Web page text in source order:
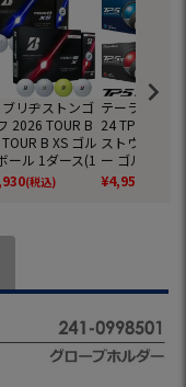
ブリヂストンゴ
2026 TOUR B
B XS ゴル
ール 1ダース(1
) ツアーB ゴ
2026年モデル
(税込)
テーラーメイ
24 TP5 TP5x
ストウレタン
ー ゴルフボー
ダース 全12
正規品
¥4,959